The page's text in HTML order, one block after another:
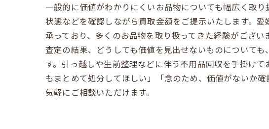
一般的に価値がわかりにくいお品物についても幅広く取
状態などを確認しながら買取金額をご提示いたします。
承っており、多くのお品物を取り扱ってきた経験がござい
査定の結果、どうしても価値を見出せないものについて
す。引っ越しや生前整理などに伴う不用品回収を手掛け
もまとめて処分してほしい」「念のため、価値がないか
気軽にご相談いただけます。